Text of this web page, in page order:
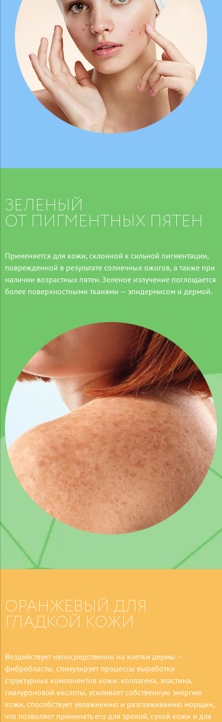
ЗЕЛЕНЫЙ
ОТ ПИГМЕНТНЫХ ПЯТЕН
Применяется для кожи, склонной к сильной пигментации,
поврежденной в результате солнечных ожогов, а также при
наличии возрастных пятен. Зеленое излучение поглощается
более поверхностными тканями — эпидермисом и дермой.
ОРАНЖЕВЫЙ ДЛЯ
ГЛАДКОЙ КОЖИ
Воздействует непосредственно на клетки дермы –
фибробласты, стимулирует процессы выработки
структурных компонентов кожи: коллагена, эластина,
гиалуроновой кислоты, усиливает собственную энергию
кожи, способствует увлажнению и разглаживанию морщин,
что позволяет применять его для зрелой, сухой кожи и для